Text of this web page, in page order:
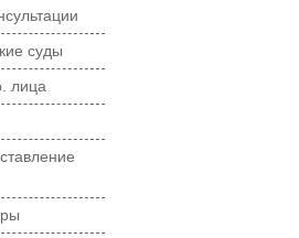
суды
лица